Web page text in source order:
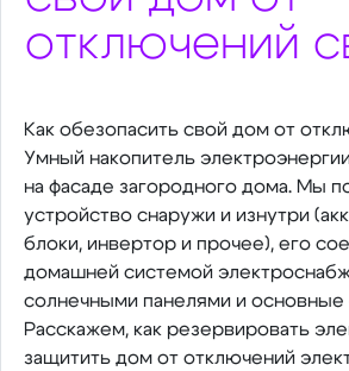
отключений
Как обезопасить свой дом от
Умный накопитель
на фасаде загородного дома. Мы
устройство снаружи и изнутри
блоки, инвертор и прочее), его
домашней системой
солнечными панелями и основные
Расскажем, как резервировать
защитить дом от отключений